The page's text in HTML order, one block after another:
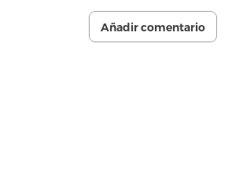
Añadir comentario